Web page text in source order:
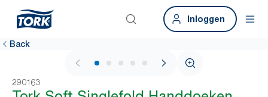
Inloggen
Back
1 / 6
290163